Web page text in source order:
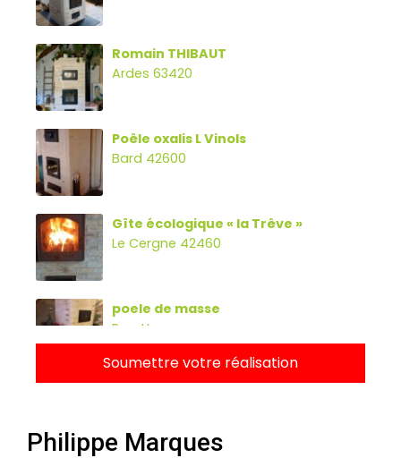
Romain THIBAUT
Ardes 63420
Poêle oxalis L Vinols
Bard 42600
Gîte écologique « la Trêve »
Le Cergne 42460
poele de masse
Parette
Rans 39700
Soumettre votre réalisation
Philippe Marques